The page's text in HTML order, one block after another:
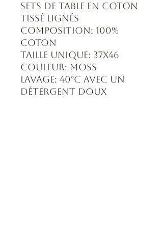
sets de table en coton
tissé lignés
Composition: 100%
coton
Taille unique: 37x46
Couleur: Moss
Lavage: 40°C avec un
détergent doux